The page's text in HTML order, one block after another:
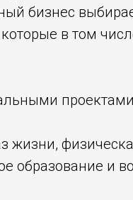
бизнес
в том
образование и